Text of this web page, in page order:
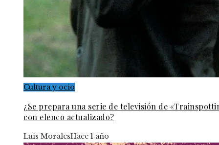
Cultura y ocio
¿Se prepara una serie de televisión de
con elenco actualizado?
Luis MoralesHace 1 año